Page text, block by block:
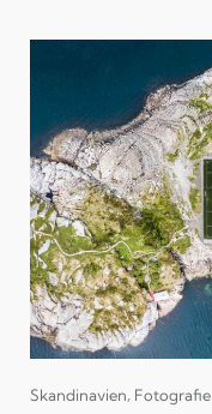
Categories
Skandinavien Fotografie